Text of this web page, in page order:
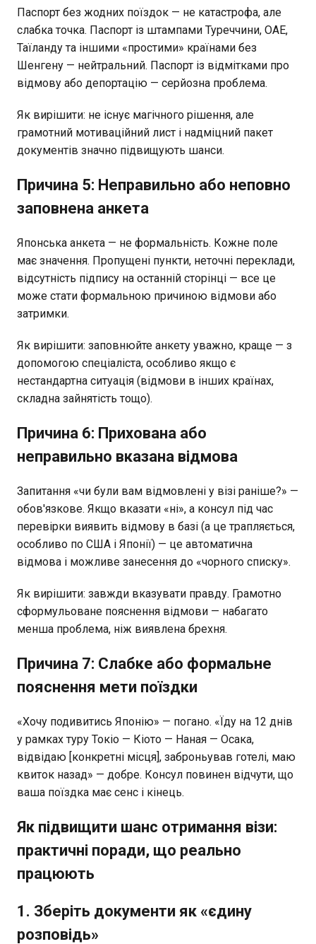
Паспорт без жодних поїздок — не катастрофа, але
слабка точка. Паспорт із штампами Туреччини, ОАЕ,
Таїланду та іншими «простими» країнами без
Шенгену — нейтральний. Паспорт із відмітками про
відмову або депортацію — серйозна проблема.
Як вирішити: не існує магічного рішення, але
грамотний мотиваційний лист і надміцний пакет
документів значно підвищують шанси.
Причина 5: Неправильно або неповно
заповнена анкета
Японська анкета — не формальність. Кожне поле
має значення. Пропущені пункти, неточні переклади,
відсутність підпису на останній сторінці — все це
може стати формальною причиною відмови або
затримки.
Як вирішити: заповнюйте анкету уважно, краще — з
допомогою спеціаліста, особливо якщо є
нестандартна ситуація (відмови в інших країнах,
складна зайнятість тощо).
Причина 6: Прихована або
неправильно вказана відмова
Запитання «чи були вам відмовлені у візі раніше?» —
обов'язкове. Якщо вказати «ні», а консул під час
перевірки виявить відмову в базі (а це трапляється,
особливо по США і Японії) — це автоматична
відмова і можливе занесення до «чорного списку».
Як вирішити: завжди вказувати правду. Грамотно
сформульоване пояснення відмови — набагато
менша проблема, ніж виявлена брехня.
Причина 7: Слабке або формальне
пояснення мети поїздки
«Хочу подивитись Японію» — погано. «Їду на 12 днів
у рамках туру Токіо — Кіото — Наная — Осака,
відвідаю [конкретні місця], заброньував готелі, маю
квиток назад» — добре. Консул повинен відчути, що
ваша поїздка має сенс і кінець.
Як підвищити шанс отримання візи:
практичні поради, що реально
працюють
1. Зберіть документи як «єдину
розповідь»